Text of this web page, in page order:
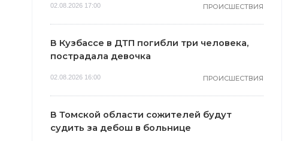
02.08.2026 17:00 ПРОИСШЕСТВИЯ
В Кузбассе в ДТП погибли три человека,
пострадала девочка
02.08.2026 16:00 ПРОИСШЕСТВИЯ
В Томской области сожителей будут
судить за дебош в больнице